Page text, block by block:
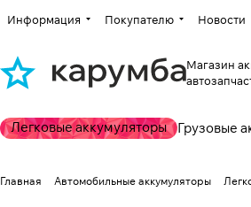
Информация Покупателю Новости
Магазин
Легковые аккумуляторы Грузовые
Главная Автомобильные аккумуляторы